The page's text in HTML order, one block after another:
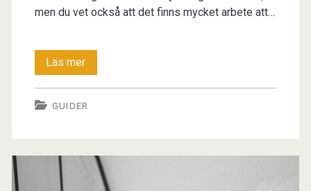
men du vet också att det finns mycket arbete att…
Läs merFörråd
och
magasinering
GUIDER